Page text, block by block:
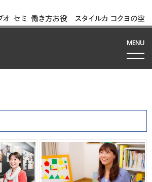
オ セミ
ナー
働き方お役
立ち資料
スタイルカ
タログ
コクヨの空
間って!?
MENU